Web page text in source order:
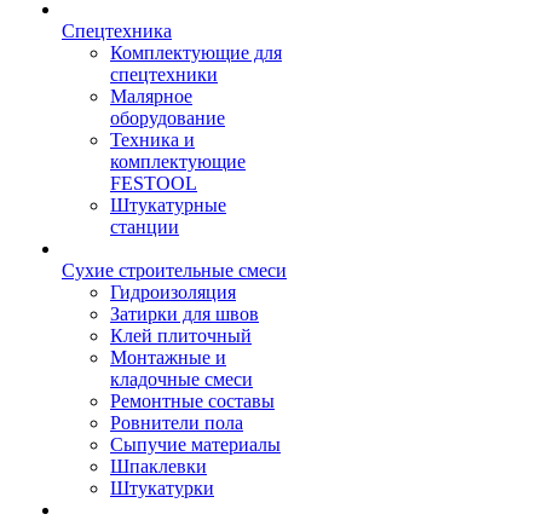
Спецтехника
Комплектующие для
спецтехники
Малярное
оборудование
Техника и
комплектующие
FESTOOL
Штукатурные
станции
Сухие строительные смеси
Гидроизоляция
Затирки для швов
Клей плиточный
Монтажные и
кладочные смеси
Ремонтные составы
Ровнители пола
Сыпучие материалы
Шпаклевки
Штукатурки